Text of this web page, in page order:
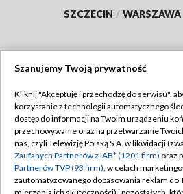
SZCZECIN / WARSZAWA
TVP
Abonament TVP
Emisja w TVP
Centrum informacji TVP
Regulamin
Polityka
Moje
Szanujemy Twoją prywatność
Kliknij "Akceptuję i przechodzę do serwisu",
korzystanie z technologii automatycznego
dostęp do informacji na Twoim urządzeniu
przechowywanie oraz na przetwarzanie
nas, czyli Telewizję Polską S.A. w likwidacji
Zaufanych Partnerów z IAB* (1201 firm) oraz
Partnerów TVP (93 firm), w celach
zautomatyzowanego dopasowania reklam do